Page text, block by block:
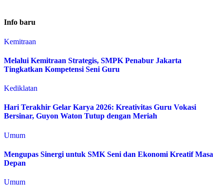
Info baru
Kemitraan
Melalui Kemitraan Strategis, SMPK Penabur Jakarta
Tingkatkan Kompetensi Seni Guru
Kediklatan
Hari Terakhir Gelar Karya 2026: Kreativitas Guru Vokasi
Bersinar, Guyon Waton Tutup dengan Meriah
Umum
Mengupas Sinergi untuk SMK Seni dan Ekonomi Kreatif Masa
Depan
Umum